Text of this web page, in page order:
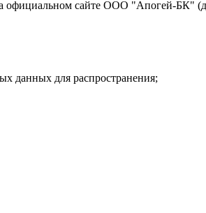
официальном сайте ООО "Апогей-БК"
данных для распространения;